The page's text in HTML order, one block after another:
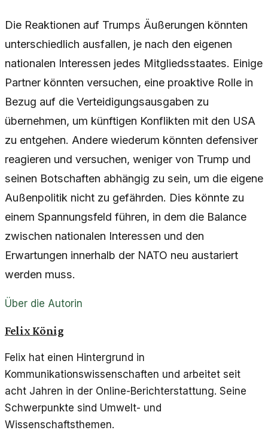
Die Reaktionen auf Trumps Äußerungen könnten
unterschiedlich ausfallen, je nach den eigenen
nationalen Interessen jedes Mitgliedsstaates. Einige
Partner könnten versuchen, eine proaktive Rolle in
Bezug auf die Verteidigungsausgaben zu
übernehmen, um künftigen Konflikten mit den USA
zu entgehen. Andere wiederum könnten defensiver
reagieren und versuchen, weniger von Trump und
seinen Botschaften abhängig zu sein, um die eigene
Außenpolitik nicht zu gefährden. Dies könnte zu
einem Spannungsfeld führen, in dem die Balance
zwischen nationalen Interessen und den
Erwartungen innerhalb der NATO neu austariert
werden muss.
Über die Autorin
Felix König
Felix hat einen Hintergrund in
Kommunikationswissenschaften und arbeitet seit
acht Jahren in der Online-Berichterstattung. Seine
Schwerpunkte sind Umwelt- und
Wissenschaftsthemen.